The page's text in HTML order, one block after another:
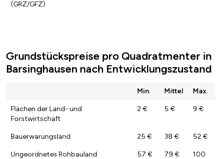
(GRZ/GFZ)
Grundstückspreise pro Quadratmenter in
Barsinghausen nach Entwicklungszustand
Min. Mittel Max.
Flächen der Land- und
Forstwirtschaft
2 € 5 € 9 €
Bauerwarungsland 25 € 38 € 52 €
Ungeordnetes Rohbauland 57 € 79 €
100